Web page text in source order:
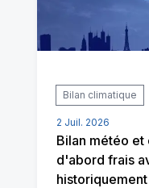
Bilan climatique
2 Juil. 2026
Bilan météo
d'abord frais